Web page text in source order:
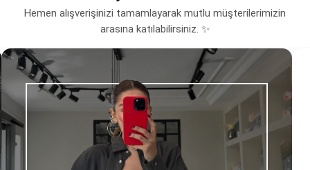
Hemen alışverişinizi tamamlayarak mutlu müşterilerimizin
arasına katılabilirsiniz. ✨